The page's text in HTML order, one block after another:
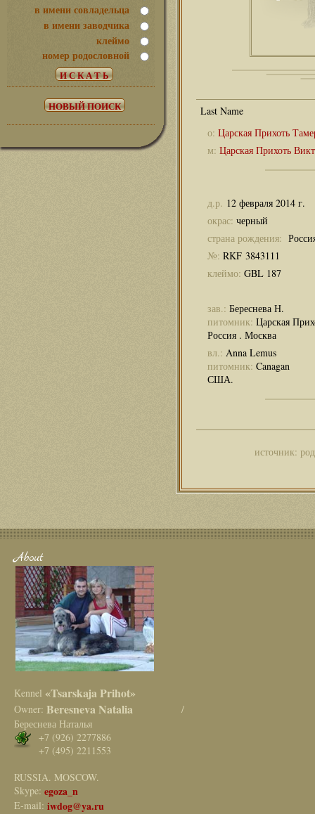
в имени совладельца
в имени заводчика
клеймо
номер родословной
о: Царская Прихоть
м: Царская Прихоть
д.р. 12 февраля 2014 г.
окрас: черный
страна рождения:
№: RKF 3843111
клеймо: GBL 187
зав.: Береснева Н.
питомник: Царская
Россия . Москва
вл.: Anna Lemus
питомник: Canagan
США.
источник:
About
Kennel «Tsarskaja Prihot»
Owner: Beresneva Natalia /
Береснева Наталья
+7 (926) 2277886
+7 (495) 2211553
RUSSIA. MOSCOW.
Skype: egoza_n
E-mail: iwdog@ya.ru